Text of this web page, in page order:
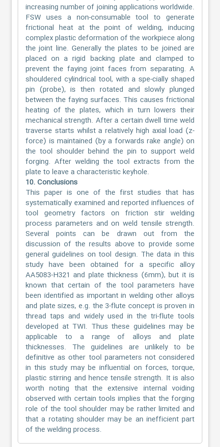
increasing number of joining applications worldwide.
FSW uses a non-consumable tool to generate
frictional heat at the point of welding, inducing
complex plastic deformation of the workpiece along
the joint line. Generally the plates to be joined are
placed on a rigid backing plate and clamped to
prevent the faying joint faces from separating. A
shouldered cylindrical tool, with a spe-cially shaped
pin (probe), is then rotated and slowly plunged
between the faying surfaces. This causes frictional
heating of the plates, which in turn lowers their
mechanical strength. After a certain dwell time weld
traverse starts whilst a relatively high axial load (z-
force) is maintained (by a forwards rake angle) on
the tool shoulder behind the pin to support weld
forging. After welding the tool extracts from the
plate to leave a characteristic keyhole.
10. Conclusions
This paper is one of the first studies that has
systematically examined and reported influences of
tool geometry factors on friction stir welding
process parameters and on weld tensile strength.
Several points can be drawn out from the
discussion of the results above to provide some
general guidelines on tool design. The data in this
study have been obtained for a specific alloy
AA5083-H321 and plate thickness (6mm), but it is
known that certain of the tool parameters have
been identified as important in welding other alloys
and plate sizes, e.g. the 3-flute concept is proven in
thread taps and widely used in the tri-flute tools
developed at TWI. Thus these guidelines may be
applicable to a range of alloys and plate
thicknesses. The guidelines are unlikely to be
definitive as other tool parameters not considered
in this study may be influential on forces, torque,
plastic stirring and hence tensile strength. It is also
worth noting that the extensive internal voiding
observed with certain tools implies that the forging
role of the tool shoulder may be rather limited and
that a rotating shoulder may be an inefficient part
of the welding process.